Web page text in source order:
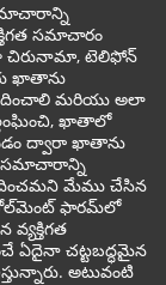
సమాచారాన్ని
సమాచారం
చిరునామా, టెలిఫోన్
ఖాతాను
మరియు అలా
ఖాతాలో
ద్వారా ఖాతాను
సమాచారాన్ని
మేము చేసిన
ఫారమ్‌లో
వ్యక్తిగత
ఏదైనా చట్టబద్ధమైన
అటువంటి